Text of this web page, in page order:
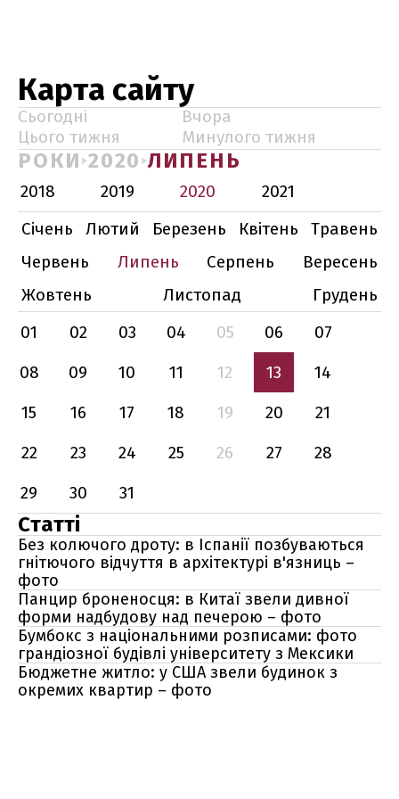
Карта сайту
Сьогодні
Вчора
Цього тижня
Минулого тижня
РОКИ 2020 ЛИПЕНЬ
2018 2019 2020
2021
Січень
Лютий Березень Квітень
Травень
Червень
Липень Серпень
Вересень
Жовтень
Листопад
Грудень
01
02 03 04 05 06
07
08
09 10 11 12 13
14
15
16 17 18 19 20
21
22
23 24 25 26 27
28
29
30 31
Статті
Без колючого дроту: в Іспанії позбуваються
гнітючого відчуття в архітектурі в'язниць –
фото
Панцир броненосця: в Китаї звели дивної
форми надбудову над печерою – фото
Бумбокс з національними розписами: фото
грандіозної будівлі університету з Мексики
Бюджетне житло: у США звели будинок з
окремих квартир – фото